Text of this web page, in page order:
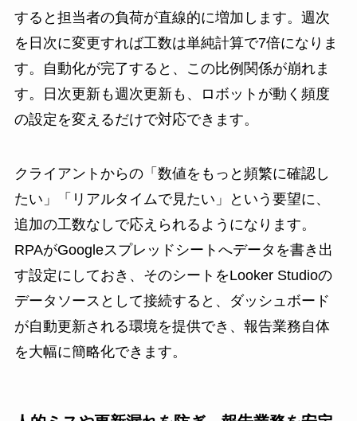
すると担当者の負荷が直線的に増加します。週次
を日次に変更すれば工数は単純計算で7倍になりま
す。自動化が完了すると、この比例関係が崩れま
す。日次更新も週次更新も、ロボットが動く頻度
の設定を変えるだけで対応できます。
クライアントからの「数値をもっと頻繁に確認し
たい」「リアルタイムで見たい」という要望に、
追加の工数なしで応えられるようになります。
RPAがGoogleスプレッドシートへデータを書き出
す設定にしておき、そのシートをLooker Studioの
データソースとして接続すると、ダッシュボード
が自動更新される環境を提供でき、報告業務自体
を大幅に簡略化できます。